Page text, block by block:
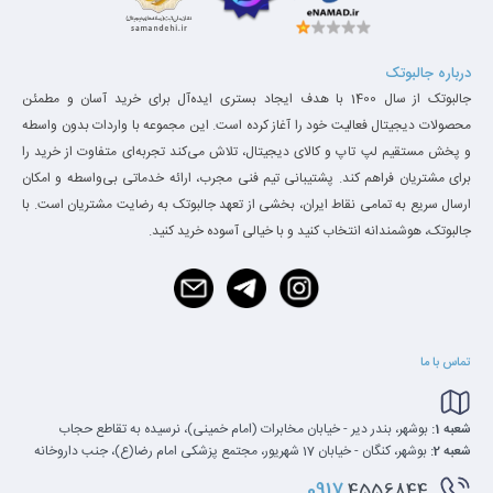
باتری
سرفیس پرو 5 مجهز به یک باتری لیتیوم-یونی است که به صورت داخلی
تعبیه شده است. ظرفیت دقیق باتری به طور عمومی توسط مایکروسافت
درباره جالبوتک
جالبوتک از سال 1400 با هدف ایجاد بستری ایده‌آل برای خرید آسان و مطمئن
محصولات دیجیتال فعالیت خود را آغاز کرده است. این مجموعه با واردات بدون واسطه
و پخش مستقیم لپ تاپ و کالای دیجیتال، تلاش می‌کند تجربه‌ای متفاوت از خرید را
برای مشتریان فراهم کند. پشتیبانی تیم فنی مجرب، ارائه خدماتی بی‌واسطه و امکان
ارسال سریع به تمامی نقاط ایران، بخشی از تعهد جالبوتک به رضایت مشتریان است. با
جالبوتک، هوشمندانه انتخاب کنید و با خیالی آسوده خرید کنید.
تماس با ما
شعبه 1:
بوشهر، بندر دیر - خیابان مخابرات (امام خمینی)، نرسیده به تقاطع حجاب
شعبه 2:
بوشهر، کنگان - خیابان 17 شهریور، مجتمع پزشکی امام رضا(ع)، جنب داروخانه